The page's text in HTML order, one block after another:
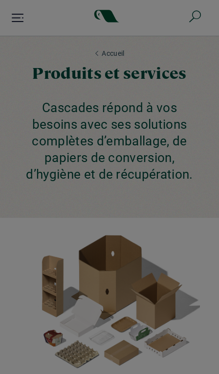
Accueil
Produits et services
Cascades répond à vos
besoins avec ses solutions
complètes d’emballage, de
papiers de conversion,
d’hygiène et de récupération.